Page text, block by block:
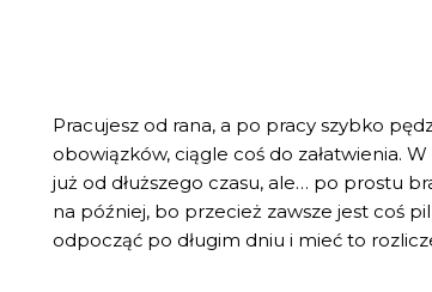
Pracujesz od rana, a po pracy szybko
obowiązków, ciągle coś do załatwienia.
już od dłuższego czasu, ale… po prostu
na później, bo przecież zawsze jest coś
odpocząć po długim dniu i mieć to